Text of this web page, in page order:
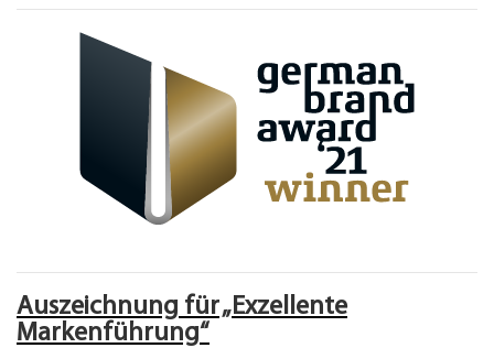
Auszeichnung für „Exzellente
Markenführung“